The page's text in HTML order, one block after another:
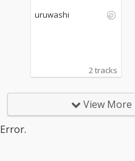
の中で、音が形を変え
uruwashi
2 tracks
View
Error.